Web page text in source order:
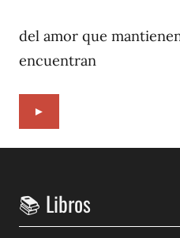
1994
del amor que
encuentran
►